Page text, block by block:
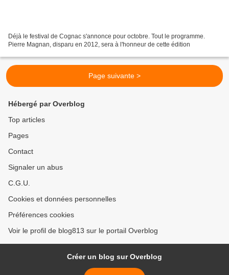
Déjà le festival de Cognac s'annonce pour octobre. Tout le programme.
Pierre Magnan, disparu en 2012, sera à l'honneur de cette édition
Page suivante >
Hébergé par Overblog
Top articles
Pages
Contact
Signaler un abus
C.G.U.
Cookies et données personnelles
Préférences cookies
Voir le profil de blog813 sur le portail Overblog
Créer un blog sur Overblog